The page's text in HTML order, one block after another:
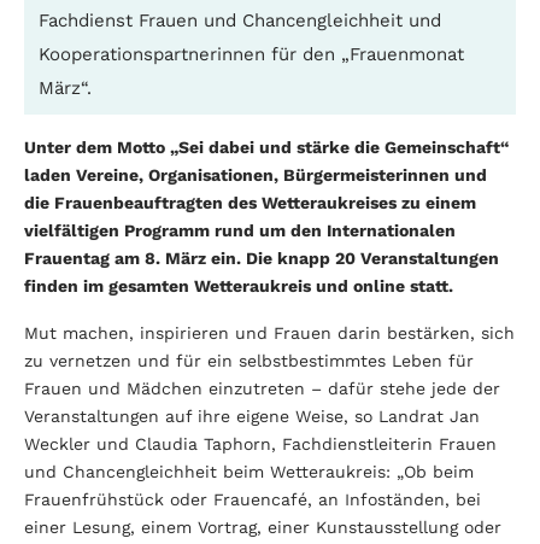
Fachdienst Frauen und Chancengleichheit und
Kooperationspartnerinnen für den „Frauenmonat
März“.
Unter dem Motto „Sei dabei und stärke die Gemeinschaft“
laden Vereine, Organisationen, Bürgermeisterinnen und
die Frauenbeauftragten des Wetteraukreises zu einem
vielfältigen Programm rund um den Internationalen
Frauentag am 8. März ein. Die knapp 20 Veranstaltungen
finden im gesamten Wetteraukreis und online statt.
Mut machen, inspirieren und Frauen darin bestärken, sich
zu vernetzen und für ein selbstbestimmtes Leben für
Frauen und Mädchen einzutreten – dafür stehe jede der
Veranstaltungen auf ihre eigene Weise, so Landrat Jan
Weckler und Claudia Taphorn, Fachdienstleiterin Frauen
und Chancengleichheit beim Wetteraukreis: „Ob beim
Frauenfrühstück oder Frauencafé, an Infoständen, bei
einer Lesung, einem Vortrag, einer Kunstausstellung oder